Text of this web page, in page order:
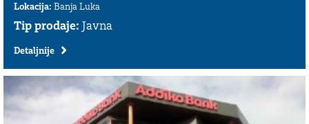
Lokacija: Banja Luka
Tip prodaje: Javna
Detaljnije